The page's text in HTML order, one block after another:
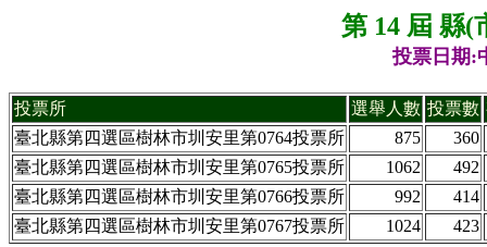
第 14 屆 縣(
投票日期:
投票所 選舉人數 投票數
臺北縣第四選區樹林市圳安里第0764投票所
875
360
臺北縣第四選區樹林市圳安里第0765投票所
1062
492
臺北縣第四選區樹林市圳安里第0766投票所
992
414
臺北縣第四選區樹林市圳安里第0767投票所
1024 423